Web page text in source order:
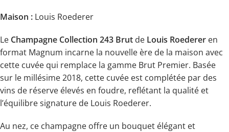
Maison : Louis Roederer
Le Champagne Collection 243 Brut de Louis Roederer en
format Magnum incarne la nouvelle ère de la maison avec
cette cuvée qui remplace la gamme Brut Premier. Basée
sur le millésime 2018, cette cuvée est complétée par des
vins de réserve élevés en foudre, reflétant la qualité et
l’équilibre signature de Louis Roederer.
Au nez, ce champagne offre un bouquet élégant et